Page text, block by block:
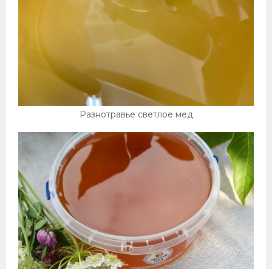
Разнотравье светлое мед